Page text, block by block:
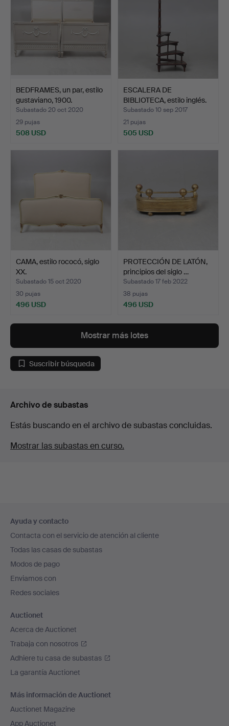
BEDFRAMES, un par, estilo
gustaviano, 1900.
Subastado 20 oct 2020
29 pujas
508 USD
ESCALERA DE
BIBLIOTECA, estilo inglés.
Subastado 10 sep 2017
21 pujas
505 USD
CAMA, estilo rococó, siglo
XX.
Subastado 15 oct 2020
30 pujas
496 USD
PROTECCIÓN DE LATÓN,
principios del siglo …
Subastado 17 feb 2022
38 pujas
496 USD
Mostrar más lotes
Suscribir búsqueda
Archivo de subastas
Estás buscando en el archivo de subastas concluidas.
Mostrar las subastas en curso.
en
el
pie
de
página
Ayuda y contacto
Contacta con el servicio de atención al cliente
Todas las casas de subastas
Modos de pago
Enviamos con
Redes sociales
Auctionet
Acerca de Auctionet
Trabaja con nosotros
Adhiere tu casa de subastas
La garantía Auctionet
Más información de Auctionet
Auctionet Magazine
App Auctionet